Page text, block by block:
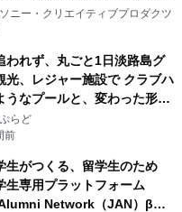
ション サウナイキタイコラ
も発売決定！
ニー・クリエイティブプロダクツ
われず、丸ごと1日淡路島グ
光、レジャー施設で クラブハ
うなプールと、変わった形の
「THE BOXY AWAJI」のお
まり連泊プランで
らど
前
生がつくる、留学生のため
生専用プラットフォーム
Network（JAN）β版